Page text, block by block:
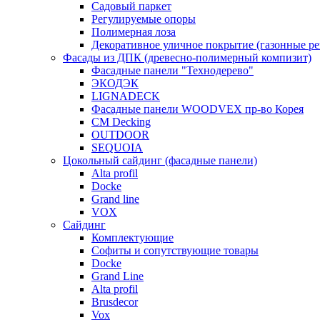
Садовый паркет
Регулируемые опоры
Полимерная лоза
Декоративное уличное покрытие (газонные
Фасады из ДПК (древесно-полимерный компизит)
Фасадные панели "Технодерево"
ЭКОДЭК
LIGNADECK
Фасадные панели WOODVEX пр-во Корея
CM Decking
OUTDOOR
SEQUOIA
Цокольный сайдинг (фасадные панели)
Alta profil
Docke
Grand line
VOX
Сайдинг
Комплектующие
Софиты и сопутствующие товары
Docke
Grand Line
Alta profil
Brusdecor
Vox